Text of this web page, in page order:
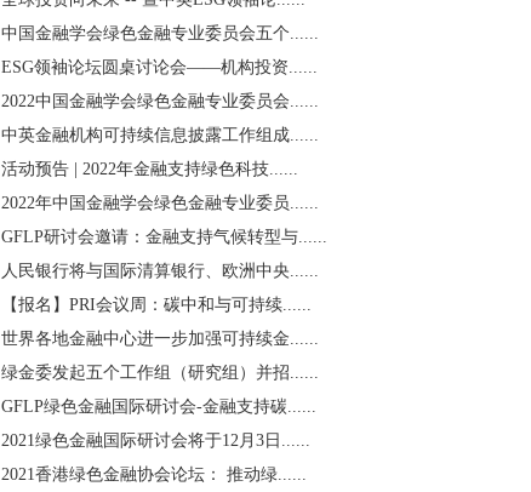
中国金融学会绿色金融专业委员会五个......
ESG领袖论坛圆桌讨论会——机构投资......
2022中国金融学会绿色金融专业委员会......
中英金融机构可持续信息披露工作组成......
活动预告 | 2022年金融支持绿色科技......
2022年中国金融学会绿色金融专业委员......
GFLP研讨会邀请：金融支持气候转型与......
人民银行将与国际清算银行、欧洲中央......
【报名】PRI会议周：碳中和与可持续......
世界各地金融中心进一步加强可持续金......
绿金委发起五个工作组（研究组）并招......
GFLP绿色金融国际研讨会-金融支持碳......
2021绿色金融国际研讨会将于12月3日......
2021香港绿色金融协会论坛： 推动绿......